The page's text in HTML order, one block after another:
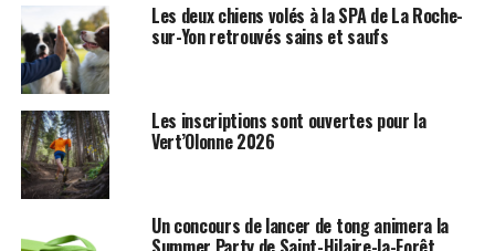
Les deux chiens volés à la SPA de La Roche-
sur-Yon retrouvés sains et saufs
Les inscriptions sont ouvertes pour la
Vert’Olonne 2026
Un concours de lancer de tong animera la